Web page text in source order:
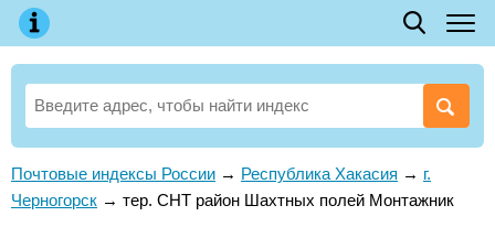
Почтовые индексы России → Республика Хакасия → г.
Черногорск → тер. СНТ район Шахтных полей Монтажник